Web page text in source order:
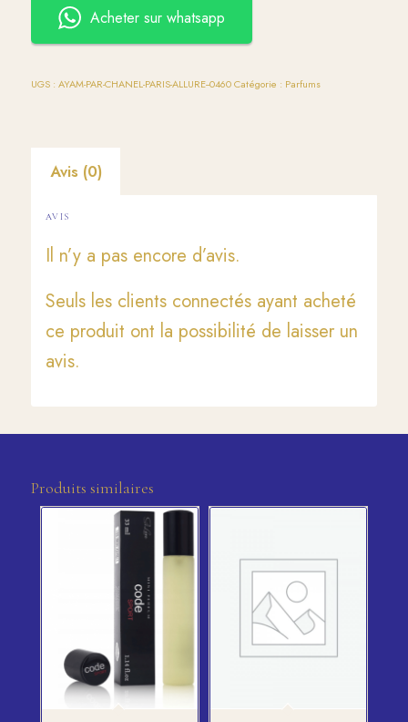
Acheter sur whatsapp
UGS : AYAM-PAR-CHANEL-PARIS-ALLURE--0460 Catégorie : Parfums
Avis (0)
AVIS
Il n’y a pas encore d’avis.
Seuls les clients connectés ayant acheté
ce produit ont la possibilité de laisser un
avis.
Produits similaires